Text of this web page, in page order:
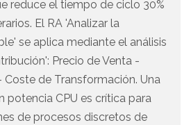
reduce el tiempo de ciclo 30%
El RA 'Analizar la
se aplica mediante el análisis
Precio de Venta -
Coste de Transformación. Una
potencia CPU es crítica para
de procesos discretos de